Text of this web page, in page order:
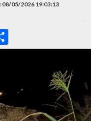
08/05/2026 19:03:13